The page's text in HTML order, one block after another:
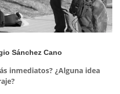
Sánchez Cano
inmediatos? ¿Alguna idea